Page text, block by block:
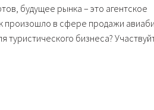
будущее рынка – это агентское
произошло в сфере продажи
бизнеса?